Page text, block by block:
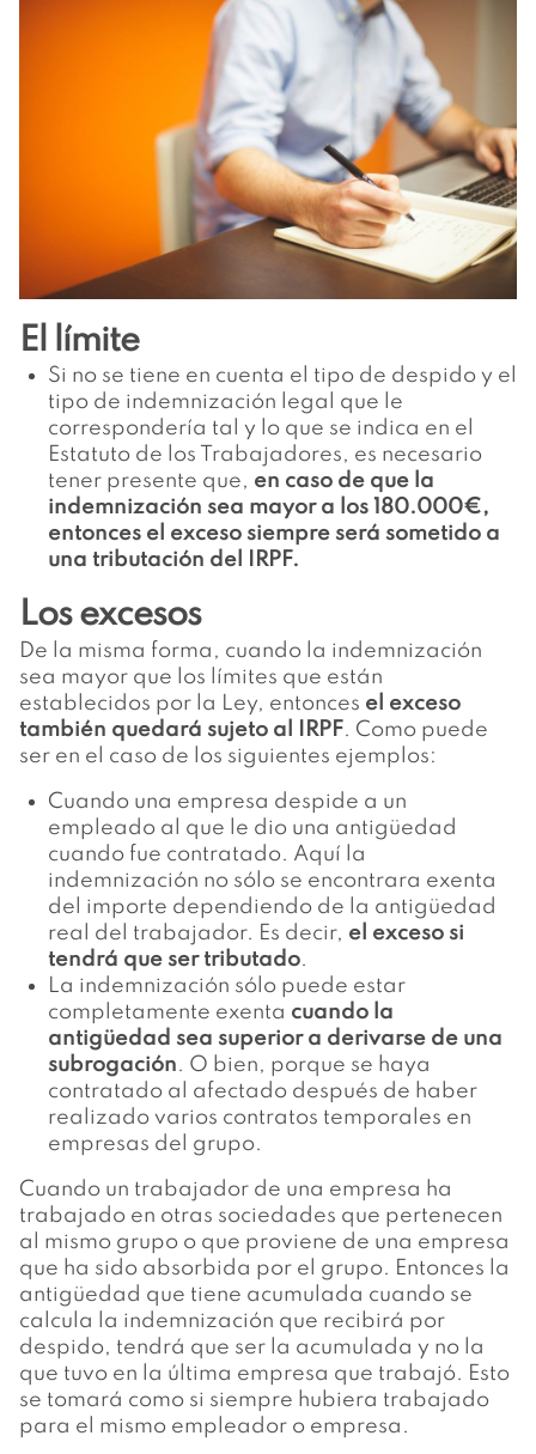
El límite
Si no se tiene en cuenta el tipo de despido y el
tipo de indemnización legal que le
correspondería tal y lo que se indica en el
Estatuto de los Trabajadores, es necesario
tener presente que, en caso de que la
indemnización sea mayor a los 180.000€,
entonces el exceso siempre será sometido a
una tributación del IRPF.
Los excesos
De la misma forma, cuando la indemnización
sea mayor que los límites que están
establecidos por la Ley, entonces el exceso
también quedará sujeto al IRPF. Como puede
ser en el caso de los siguientes ejemplos:
Cuando una empresa despide a un
empleado al que le dio una antigüedad
cuando fue contratado. Aquí la
indemnización no sólo se encontrara exenta
del importe dependiendo de la antigüedad
real del trabajador. Es decir, el exceso si
tendrá que ser tributado.
La indemnización sólo puede estar
completamente exenta cuando la
antigüedad sea superior a derivarse de una
subrogación. O bien, porque se haya
contratado al afectado después de haber
realizado varios contratos temporales en
empresas del grupo.
Cuando un trabajador de una empresa ha
trabajado en otras sociedades que pertenecen
al mismo grupo o que proviene de una empresa
que ha sido absorbida por el grupo. Entonces la
antigüedad que tiene acumulada cuando se
calcula la indemnización que recibirá por
despido, tendrá que ser la acumulada y no la
que tuvo en la última empresa que trabajó. Esto
se tomará como si siempre hubiera trabajado
para el mismo empleador o empresa.